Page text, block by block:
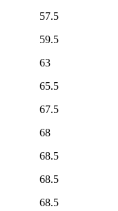
57.5
59.5
63
65.5
67.5
68
68.5
68.5
68.5